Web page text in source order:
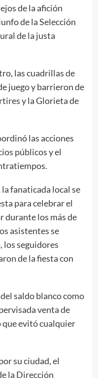
de la afición
de la Selección
de la justa
las cuadrillas de
juego y barrieron de
y la Glorieta de
las acciones
públicos y el
fanaticada local se
para celebrar el
durante los más de
asistentes se
los seguidores
de la fiesta con
saldo blanco como
venta de
que evitó cualquier
su ciudad, el
la Dirección